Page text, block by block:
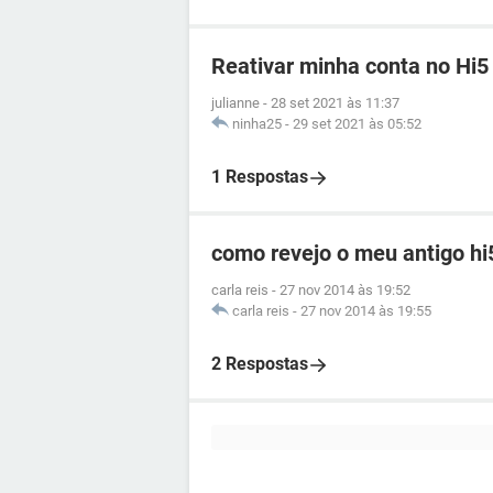
Reativar minha conta no Hi5
julianne - 28 set 2021 às 11:37
ninha25 - 29 set 2021 às 05:52
1 Respostas
como revejo o meu antigo
carla reis - 27 nov 2014 às 19:52
carla reis - 27 nov 2014 às 19:55
2 Respostas